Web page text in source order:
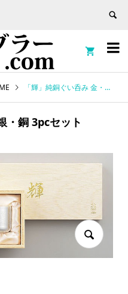


「輝」純銅ぐい呑み 金・銀・銅 3pcセット
・銅 3pcセット